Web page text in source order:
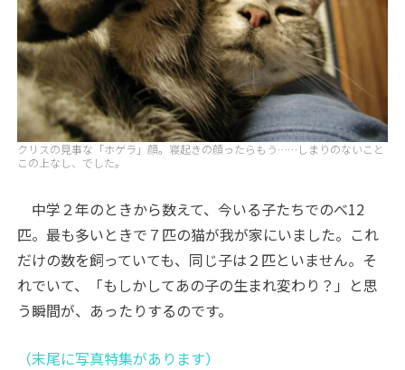
クリスの見事な「ホゲラ」顔。寝起きの顔ったらもう……しまりのないこと
この上なし、でした。
中学２年のときから数えて、今いる子たちでのべ12
匹。最も多いときで７匹の猫が我が家にいました。これ
だけの数を飼っていても、同じ子は２匹といません。そ
れでいて、「もしかしてあの子の生まれ変わり？」と思
う瞬間が、あったりするのです。
（末尾に写真特集があります）